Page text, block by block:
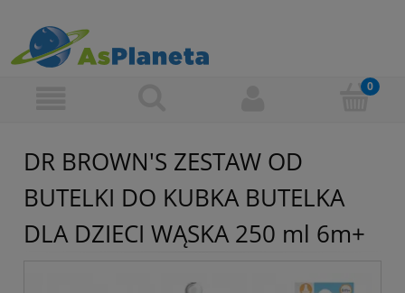
DR BROWN'S ZESTAW OD
BUTELKI DO KUBKA BUTELKA
DLA DZIECI WĄSKA 250 ml 6m+